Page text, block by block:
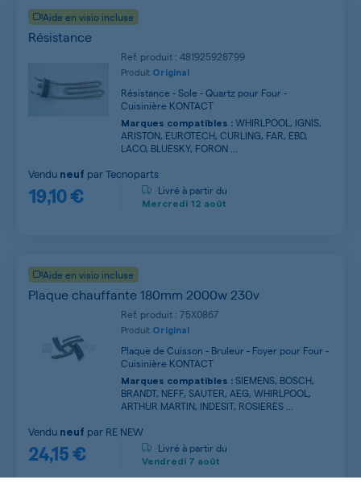
Aide en visio incluse
Résistance
Ref. produit : 481925928799
Produit Original
Résistance - Sole - Quartz pour Four -
Cuisinière KONTACT
Marques compatibles : WHIRLPOOL, IGNIS,
ARISTON, EUROTECH, CURLING, FAR, EBD,
LACO, BLUESKY, FORON ...
19,10 €
Vendu neuf parTecnoparts
Livré à partir du
Mercredi 12 août
Aide en visio incluse
Plaque chauffante 180mm 2000w 230v
Ref. produit : 75X0867
Produit Original
Plaque de Cuisson - Bruleur - Foyer pour Four -
Cuisinière KONTACT
Marques compatibles : SIEMENS, BOSCH,
BRANDT, NEFF, SAUTER, AEG, WHIRLPOOL,
ARTHUR MARTIN, INDESIT, ROSIERES ...
24,15 €
Vendu neuf par RE NEW
Livré à partir du
Vendredi 7 août